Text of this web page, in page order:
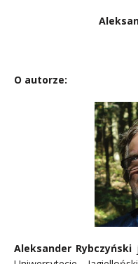
O autorze:
Aleksander Rybczyński